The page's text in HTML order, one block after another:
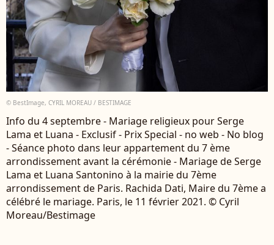
© BestImage, CYRIL MOREAU / BESTIMAGE
Info du 4 septembre - Mariage religieux pour Serge
Lama et Luana - Exclusif - Prix Special - no web - No blog
- Séance photo dans leur appartement du 7 ème
arrondissement avant la cérémonie - Mariage de Serge
Lama et Luana Santonino à la mairie du 7ème
arrondissement de Paris. Rachida Dati, Maire du 7ème a
célébré le mariage. Paris, le 11 février 2021. © Cyril
Moreau/Bestimage